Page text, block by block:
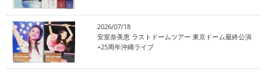
2026/07/18
安室奈美恵 ラストドームツアー 東京ドーム最終公演
+25周年沖縄ライブ